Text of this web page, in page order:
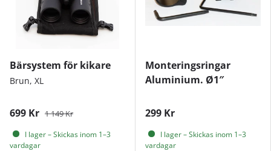
Bärsystem för kikare
Brun, XL
699 Kr 1 149 Kr
I lager – Skickas inom 1–3
vardagar
Monteringsringar
Aluminium. Ø1″
299 Kr
I lager – Skickas inom 1–3
vardagar